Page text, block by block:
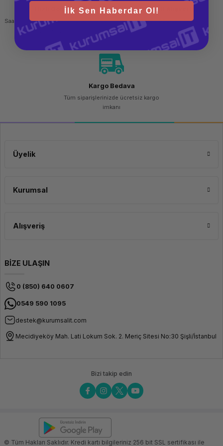
Ek Özellikler:USB Type-C
Ek Özellikler:Aydınlatmalı Klavye
Ürün Ailesi:DELL Latitude
Hızlı Gönderi
Saat 15.00'a kadar yapılan siparişlerde
aynı gün kargo imkanı
Güvenli Alışveriş
256 bit SSL sertifikası
Kargo Bedava
Tüm siparişlerinizde ücretsiz kargo
imkanı
Üyelik
Kurumsal
Alışveriş
BİZE ULAŞIN
0 (850) 640 0607
0549 590 1095
destek@kurumsalit.com
Mecidiyeköy Mah. Lati Lokum Sok. 2. Meriç Sitesi No:30 Şişli/İstanbul
Bizi takip edin
© Tüm Hakları Saklıdır. Kredi kartı bilgileriniz 256 bit SSL sertifikası ile
İlk Sen Haberdar Ol!